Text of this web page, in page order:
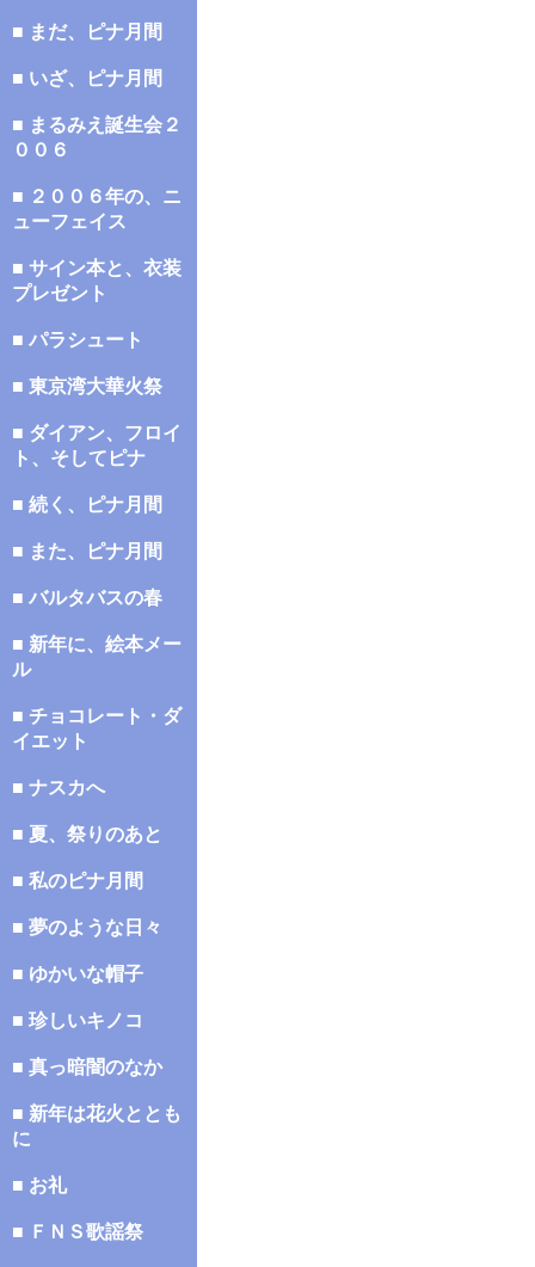
■ まだ、ピナ月間
■ いざ、ピナ月間
■ まるみえ誕生会２
００６
■ ２００６年の、ニ
ューフェイス
■ サイン本と、衣装
プレゼント
■ パラシュート
■ 東京湾大華火祭
■ ダイアン、フロイ
ト、そしてピナ
■ 続く、ピナ月間
■ また、ピナ月間
■ バルタバスの春
■ 新年に、絵本メー
ル
■ チョコレート・ダ
イエット
■ ナスカへ
■ 夏、祭りのあと
■ 私のピナ月間
■ 夢のような日々
■ ゆかいな帽子
■ 珍しいキノコ
■ 真っ暗闇のなか
■ 新年は花火ととも
に
■ お礼
■ ＦＮＳ歌謡祭